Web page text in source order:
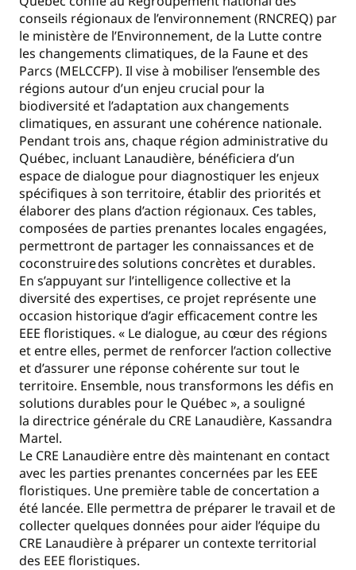
conseils régionaux de l’environnement (RNCREQ) par
le ministère de l’Environnement, de la Lutte contre
les changements climatiques, de la Faune et des
Parcs (MELCCFP). Il vise à mobiliser l’ensemble des
régions autour d’un enjeu crucial pour la
biodiversité et l’adaptation aux changements
climatiques, en assurant une cohérence nationale.
Pendant trois ans, chaque région administrative du
Québec, incluant Lanaudière, bénéficiera d’un
espace de dialogue pour diagnostiquer les enjeux
spécifiques à son territoire, établir des priorités et
élaborer des plans d’action régionaux. Ces tables,
composées de parties prenantes locales engagées,
permettront de partager les connaissances et de
coconstruire des solutions concrètes et durables.
En s’appuyant sur l’intelligence collective et la
diversité des expertises, ce projet représente une
occasion historique d’agir efficacement contre les
EEE floristiques. « Le dialogue, au cœur des régions
et entre elles, permet de renforcer l’action collective
et d’assurer une réponse cohérente sur tout le
territoire. Ensemble, nous transformons les défis en
solutions durables pour le Québec », a souligné
la directrice générale du CRE Lanaudière, Kassandra
Martel.
Le CRE Lanaudière entre dès maintenant en contact
avec les parties prenantes concernées par les EEE
floristiques. Une première table de concertation a
été lancée. Elle permettra de préparer le travail et de
collecter quelques données pour aider l’équipe du
CRE Lanaudière à préparer un contexte territorial
des EEE floristiques.